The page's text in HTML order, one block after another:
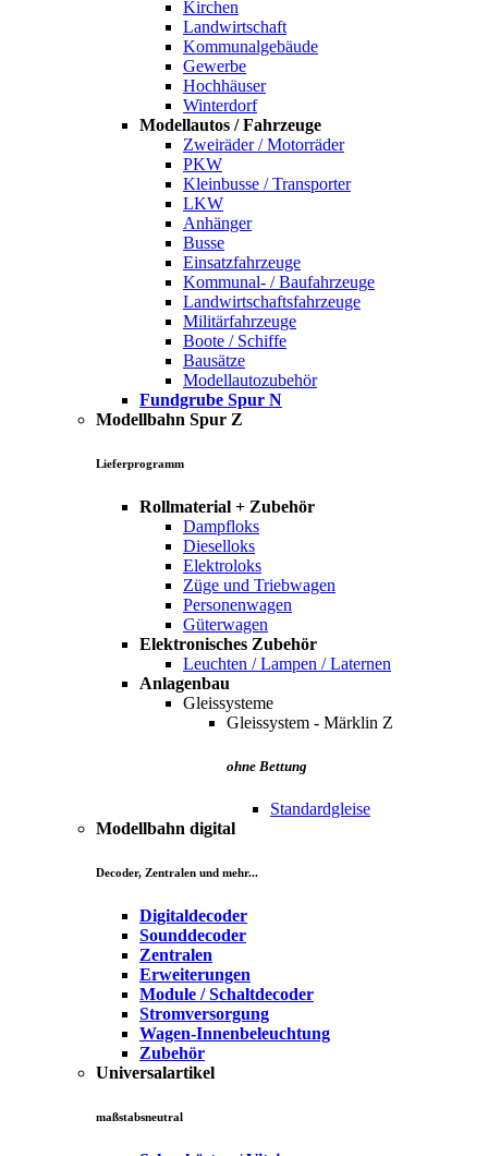
Kirchen
Landwirtschaft
Kommunalgebäude
Gewerbe
Hochhäuser
Winterdorf
Modellautos / Fahrzeuge
Zweiräder / Motorräder
PKW
Kleinbusse / Transporter
LKW
Anhänger
Busse
Einsatzfahrzeuge
Kommunal- / Baufahrzeuge
Landwirtschaftsfahrzeuge
Militärfahrzeuge
Boote / Schiffe
Bausätze
Modellautozubehör
Fundgrube Spur N
Modellbahn Spur Z
Lieferprogramm
Rollmaterial + Zubehör
Dampfloks
Dieselloks
Elektroloks
Züge und Triebwagen
Personenwagen
Güterwagen
Elektronisches Zubehör
Leuchten / Lampen / Laternen
Anlagenbau
Gleissysteme
Gleissystem - Märklin Z
ohne Bettung
Standardgleise
Modellbahn digital
Decoder, Zentralen und mehr...
Digitaldecoder
Sounddecoder
Zentralen
Erweiterungen
Module / Schaltdecoder
Stromversorgung
Wagen-Innenbeleuchtung
Zubehör
Universalartikel
maßstabsneutral